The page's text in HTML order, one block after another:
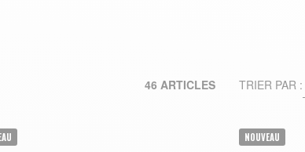
46 ARTICLES TRIER PAR :
NOUVEAU